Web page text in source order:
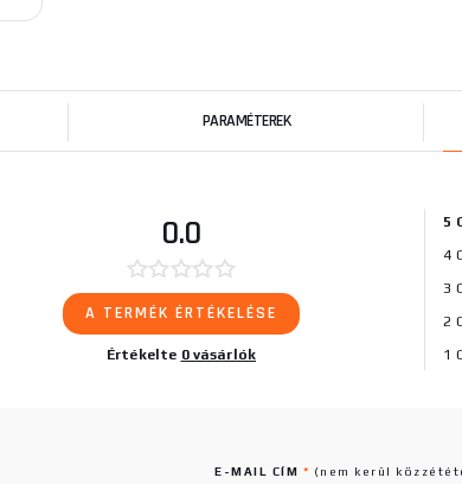
PARAMÉTEREK
0.0
A TERMÉK ÉRTÉKELÉSE
Értékelte 0 vásárlók
5
4
3
2
1
E-MAIL CÍM * (nem kerül